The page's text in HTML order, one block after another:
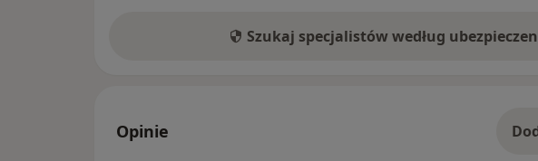
Szukaj specjalistów według
Opinie